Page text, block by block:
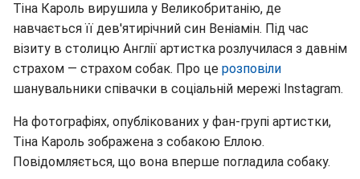
Тіна Кароль вирушила у Великобританію, де
навчається її дев'ятирічний син Веніамін. Під час
візиту в столицю Англії артистка розлучилася з давнім
страхом — страхом собак. Про це розповіли
шанувальники співачки в соціальній мережі Instagram.
На фотографіях, опублікованих у фан-групі артистки,
Тіна Кароль зображена з собакою Еллою.
Повідомляється, що вона вперше погладила собаку.